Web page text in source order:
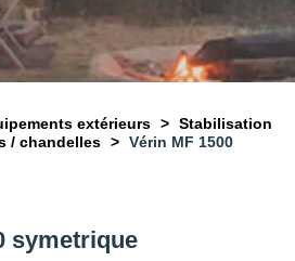
extérieurs
Stabilisation
/ chandelles
Vérin MF 1500
symetrique